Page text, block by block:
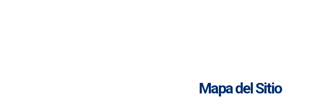
Mapa del Sitio